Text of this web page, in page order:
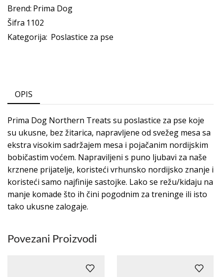
Brend: Prima Dog
Šifra 1102
Kategorija: Poslastice za pse
OPIS
Prima Dog Northern Treats su poslastice za pse koje
su ukusne, bez žitarica, napravljene od svežeg mesa sa
ekstra visokim sadržajem mesa i pojačanim nordijskim
bobičastim voćem. Napraviljeni s puno ljubavi za naše
krznene prijatelje, koristeći vrhunsko nordijsko znanje i
koristeći samo najfinije sastojke. Lako se režu/kidaju na
manje komade što ih čini pogodnim za treninge ili isto
tako ukusne zalogaje.
Povezani Proizvodi